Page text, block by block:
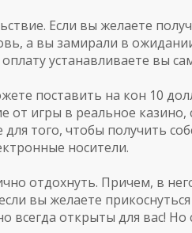
. Если вы желаете
, а вы замирали в
оплатуустанавливаете вы
поставить на кон 10
от игры в реальное казино,
для того, чтобы получить
носители.
отдохнуть. Причем, в
вы желаете прикоснуться
всегда открыты для вас! Но